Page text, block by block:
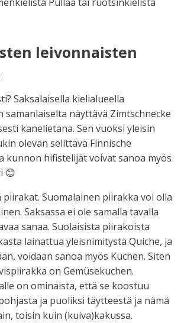
leivonnaisten
Saksalaisella kielialueella
samanlaiselta näyttävä Zimtschnecke
kanelietana. Sen vuoksi yleisin
olevan selittävä Finnische
kunnon hifistelijät voivat sanoa myös
😊
piirakat. Suomalainen piirakka voi olla
Saksassa ei ole samalla tavalla
sanaa. Suolaisista piirakoista
lainattua yleisnimitystä Quiche, ja
voidaan sanoa myös Kuchen. Siten
on Gemüsekuchen.
on ominaista, että se koostuu
ja puoliksi täytteestä ja nämä
toisin kuin (kuiva)kakussa.